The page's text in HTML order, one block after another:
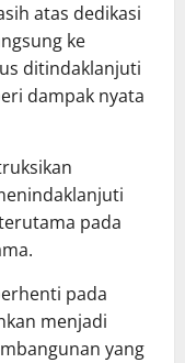
atas dedikasi
ke
ditindaklanjuti
dampak nyata
pada
pada
menjadi
yang